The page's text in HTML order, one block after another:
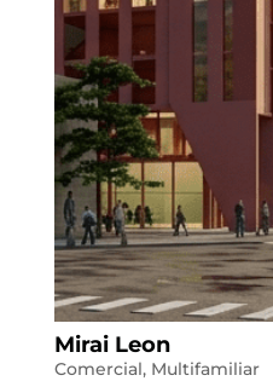
Mirai Leon
Comercial, Multifamiliar